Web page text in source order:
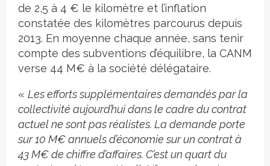
de 2,5 à 4 € le kilomètre et l’inflation
constatée des kilomètres parcourus depuis
2013. En moyenne chaque année, sans tenir
compte des subventions d’équilibre, la CANM
verse 44 M€ à la société délégataire.
« Les efforts supplémentaires demandés par la
collectivité aujourd’hui dans le cadre du contrat
actuel ne sont pas réalistes. La demande porte
sur 10 M€ annuels d’économie sur un contrat à
43 M€ de chiffre d’affaires. C’est un quart du